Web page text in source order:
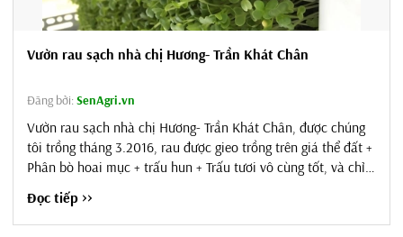
Vườn rau sạch nhà chị Hương- Trần Khát Chân
Đăng bởi:SenAgri.vn
Vườn rau sạch nhà chị Hương- Trần Khát Chân, được chúng
tôi trồng tháng 3.2016, rau được gieo trồng trên giá thể đất +
Phân bò hoai mục + trấu hun + Trấu tươi vô cùng tốt, và chỉ
mấy ngày, rau đã lên xanh tươi mơn mởn. Tiếp tục hành trình
tạo ra các vườn rau sạch cho khách hàng, thật vui mừng khi
rau nhà chị lên xanh tốt chị đã chia sẻ ảnh cho chúng tôi với
Đọc tiếp >>